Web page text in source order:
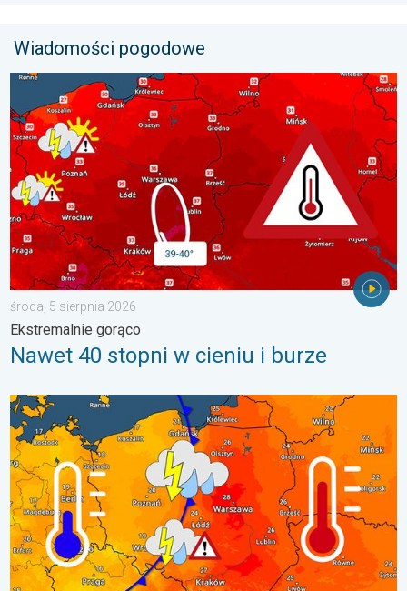
Wiadomości pogodowe
Nawet 40 stopni w cieniu i burze. Ekstremalnie gorąco. . .
środa, 5 sierpnia 2026
Ekstremalnie gorąco
Nawet 40 stopni w cieniu i burze
Duży kontrast termiczny i początek burz. Gdzie grzmi. . .